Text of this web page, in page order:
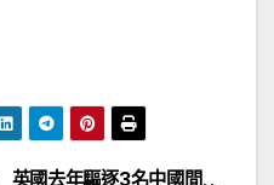
英國去年驅逐3名中國間